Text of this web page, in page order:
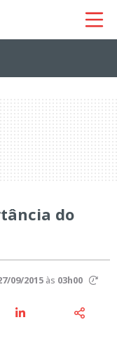
do
09/2015às 03h00